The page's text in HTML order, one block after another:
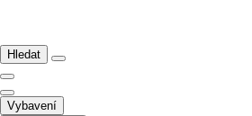
Hledat
Vybavení